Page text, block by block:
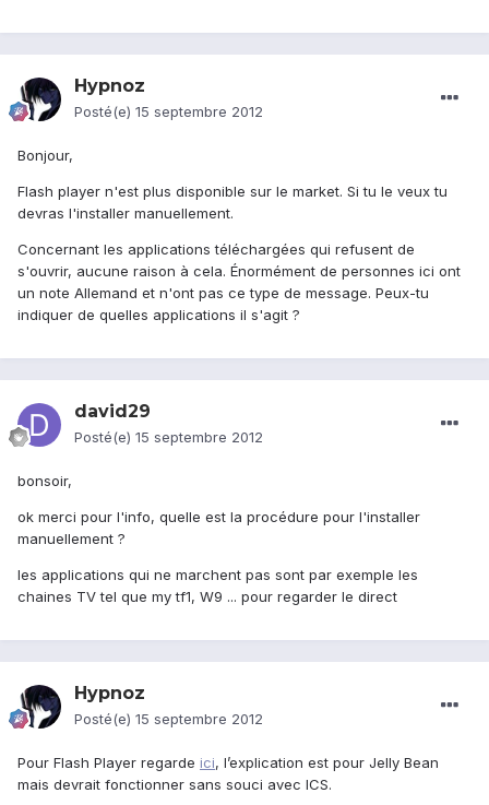
Hypnoz
Posté(e) 15 septembre 2012
Bonjour,
Flash player n'est plus disponible sur le market. Si tu le veux tu
devras l'installer manuellement.
Concernant les applications téléchargées qui refusent de
s'ouvrir, aucune raison à cela. Énormément de personnes ici ont
un note Allemand et n'ont pas ce type de message. Peux-tu
indiquer de quelles applications il s'agit ?
david29
Posté(e) 15 septembre 2012
bonsoir,
ok merci pour l'info, quelle est la procédure pour l'installer
manuellement ?
les applications qui ne marchent pas sont par exemple les
chaines TV tel que my tf1, W9 ... pour regarder le direct
Hypnoz
Posté(e) 15 septembre 2012
Pour Flash Player regarde ici, l’explication est pour Jelly Bean
mais devrait fonctionner sans souci avec ICS.